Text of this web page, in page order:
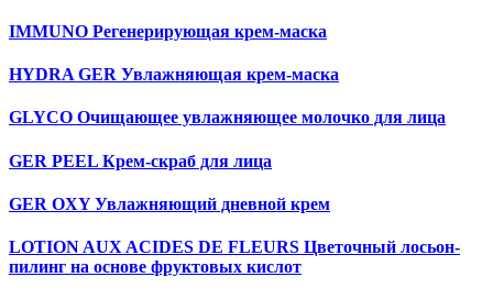
IMMUNO Регенерирующая крем-маска
HYDRA GER Увлажняющая крем-маска
GLYCO Очищающее увлажняющее молочко для лица
GER PEEL Крем-скраб для лица
GER OXY Увлажняющий дневной крем
LOTION AUX ACIDES DE FLEURS Цветочный лосьон-
пилинг на основе фруктовых кислот